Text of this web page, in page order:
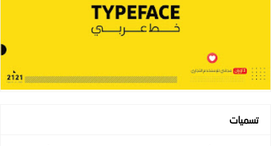
تسميات